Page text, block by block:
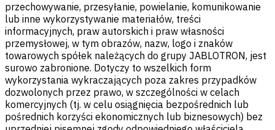
przechowywanie, przesyłanie, powielanie, komunikowanie
lub inne wykorzystywanie materiałów, treści
informacyjnych, praw autorskich i praw własności
przemysłowej, w tym obrazów, nazw, logo i znaków
towarowych spółek należących do grupy JABLOTRON, jest
surowo zabronione. Dotyczy to wszelkich form
wykorzystania wykraczających poza zakres przypadków
dozwolonych przez prawo, w szczególności w celach
komercyjnych (tj. w celu osiągnięcia bezpośrednich lub
pośrednich korzyści ekonomicznych lub biznesowych) bez